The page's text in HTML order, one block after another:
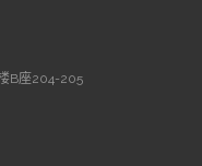
B座204-205